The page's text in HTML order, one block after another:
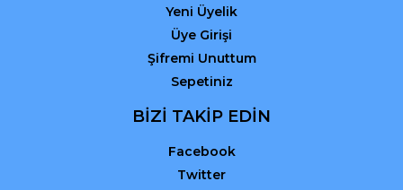
Yeni Üyelik
Üye Girişi
Şifremi Unuttum
Sepetiniz
BİZİ TAKİP EDİN
Facebook
Twitter